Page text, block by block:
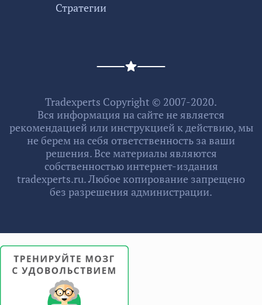
Стратегии
Tradexperts Copyright © 2007-2020.
Вся информация на сайте не является
рекомендацией или инструкцией к действию, мы
не берем на себя ответственность за ваши
решения. Все материалы являются
собственностью интернет-издания
tradexperts.ru. Любое копирование запрещено
без разрешения администрации.